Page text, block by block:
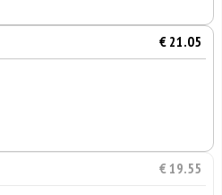
€ 21.05
€ 19.55